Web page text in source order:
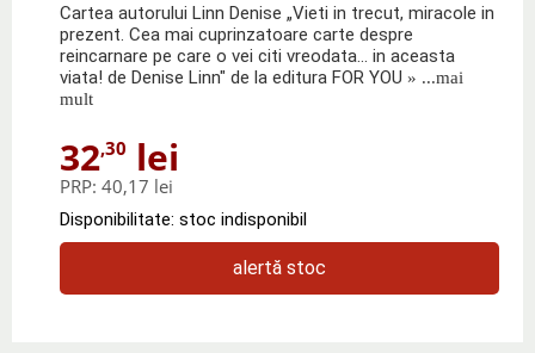
Cartea autorului Linn Denise „Vieti in trecut, miracole in
prezent. Cea mai cuprinzatoare carte despre
reincarnare pe care o vei citi vreodata... in aceasta
viata! de Denise Linn" de la editura FOR YOU » ...mai
mult
32,30 lei
PRP: 40,17 lei
Disponibilitate: stoc indisponibil
alertă stoc